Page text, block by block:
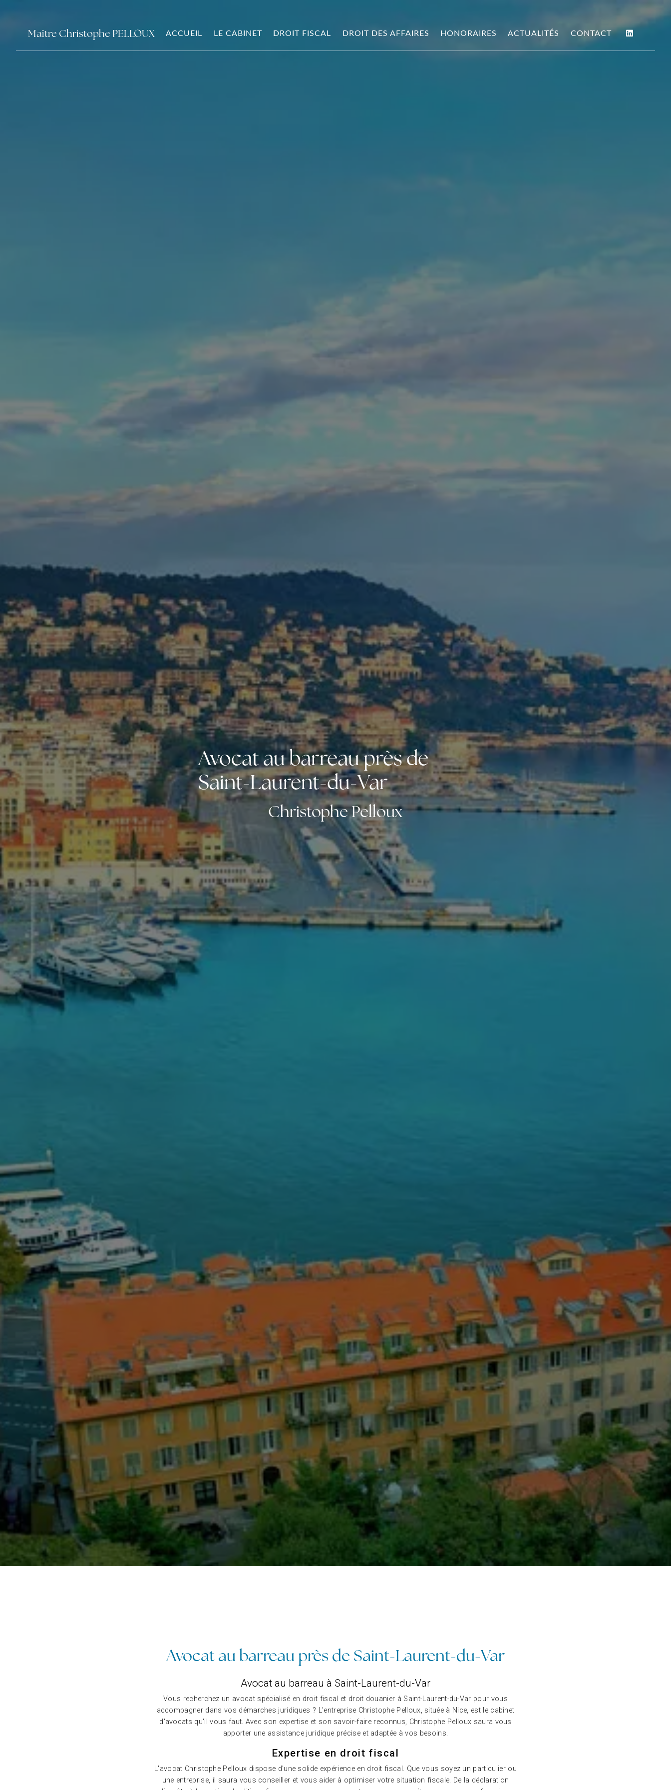
Maître Christophe PELLOUX ACCUEIL LE CABINET DROIT FISCAL DROIT DES AFFAIRES HONORAIRES ACTUALITÉS CONTACT
Avocat au barreau près de
Saint-Laurent-du-Var
Christophe Pelloux
Avocat au barreau près de Saint-Laurent-du-Var
Avocat au barreau à Saint-Laurent-du-Var
Vous recherchez un avocat spécialisé en droit fiscal et droit douanier à Saint-Laurent-du-Var pour vous
accompagner dans vos démarches juridiques ? L'entreprise Christophe Pelloux, située à Nice, est le cabinet
d'avocats qu'il vous faut. Avec son expertise et son savoir-faire reconnus, Christophe Pelloux saura vous
apporter une assistance juridique précise et adaptée à vos besoins.
Expertise en droit fiscal
L'avocat Christophe Pelloux dispose d'une solide expérience en droit fiscal. Que vous soyez un particulier ou
une entreprise, il saura vous conseiller et vous aider à optimiser votre situation fiscale. De la déclaration